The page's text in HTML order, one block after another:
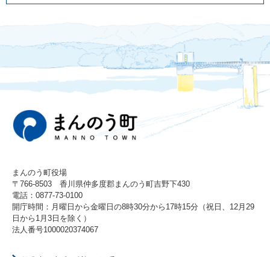
まんのう町役場
〒766-8503 香川県仲多度郡まんのう町吉野下430
電話：0877-73-0100
開庁時間：月曜日から金曜日の8時30分から17時15分（祝日、12月29
日から1月3日を除く）
法人番号1000020374067